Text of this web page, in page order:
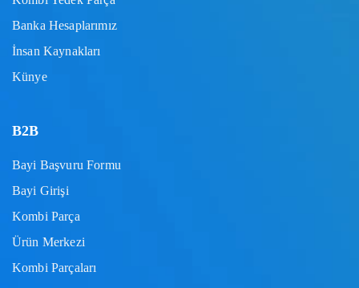
Banka Hesaplarımız
İnsan Kaynakları
Künye
B2B
Bayi Başvuru Formu
Bayi Girişi
Kombi Parça
Ürün Merkezi
Kombi Parçaları